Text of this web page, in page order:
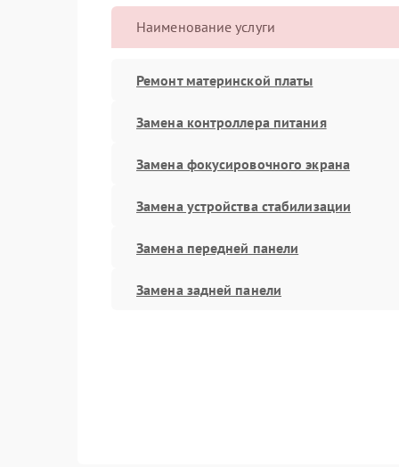
Наименование услуги
Ремонт материнской платы
Замена контроллера питания
Замена фокусировочного экрана
Замена устройства стабилизации
Замена передней панели
Замена задней панели